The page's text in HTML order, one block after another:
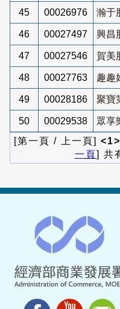
45 00026976 瀚于
46 00027497 興昌
47 00027546 賀美
48 00027763 趣趣
49 00028186 聚寶
50 00029538
眾享
[第一頁 / 上一頁]
一頁] 共